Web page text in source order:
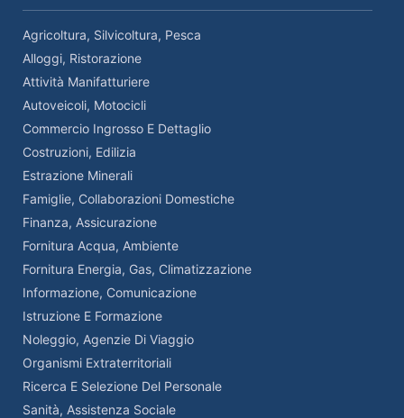
Agricoltura, Silvicoltura, Pesca
Alloggi, Ristorazione
Attività Manifatturiere
Autoveicoli, Motocicli
Commercio Ingrosso E Dettaglio
Costruzioni, Edilizia
Estrazione Minerali
Famiglie, Collaborazioni Domestiche
Finanza, Assicurazione
Fornitura Acqua, Ambiente
Fornitura Energia, Gas, Climatizzazione
Informazione, Comunicazione
Istruzione E Formazione
Noleggio, Agenzie Di Viaggio
Organismi Extraterritoriali
Ricerca E Selezione Del Personale
Sanità, Assistenza Sociale